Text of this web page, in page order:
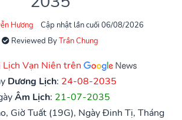
Hương
Cập nhật lần cuối 06/08/2026
Reviewed ByTrần Chung
Vạn Niên trên
Dương Lịch: 24-08-2035
Âm Lịch: 21-07-2035
Giờ Tuất (19G), Ngày Đinh Tị, Tháng